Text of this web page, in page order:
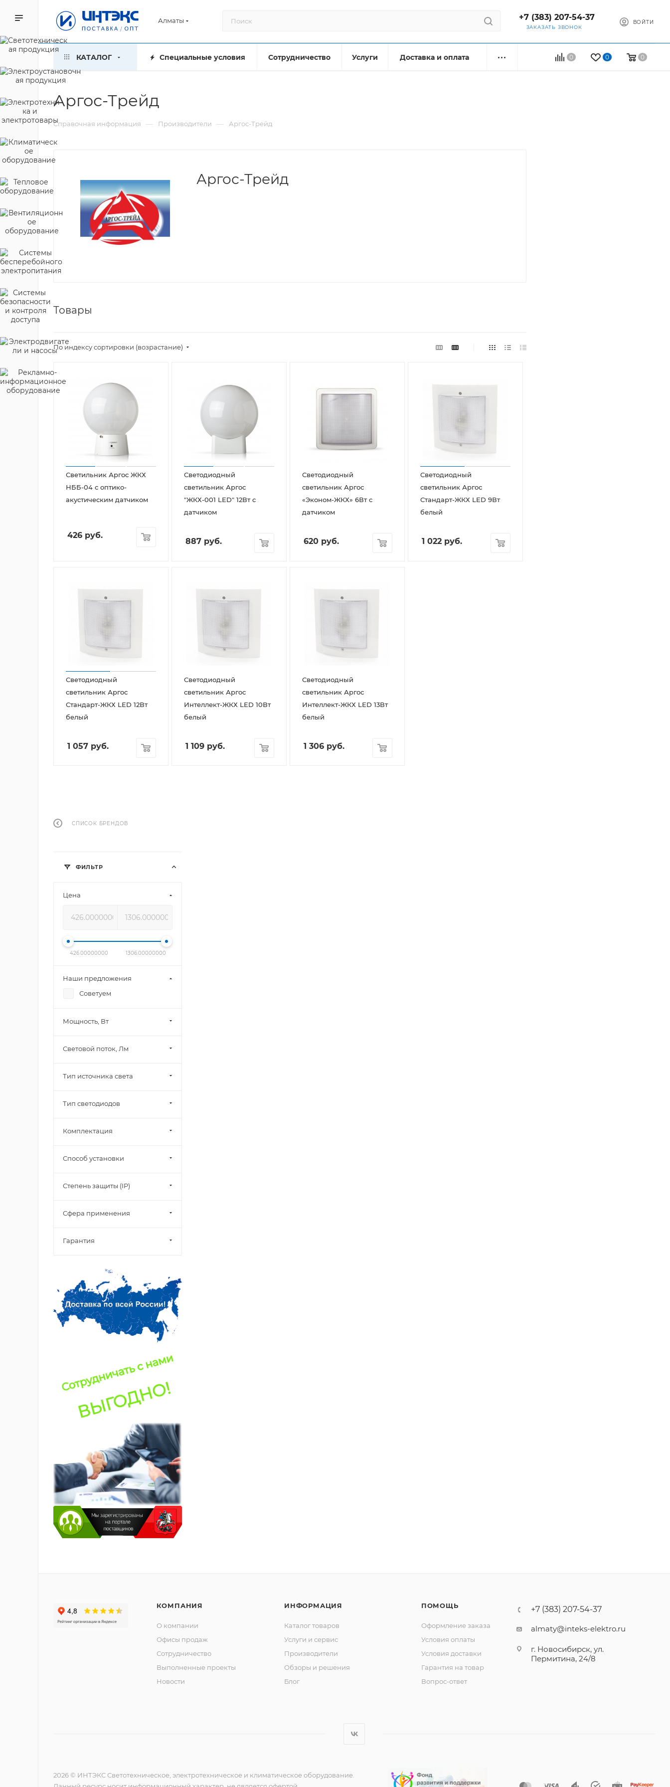
Алматы +7 (383) 207-54-37
ЗАКАЗАТЬ ЗВОНОК
ВОЙТИ
0 0 0
КАТАЛОГ Специальные условия Сотрудничество Услуги Доставка и оплата
Аргос-Трейд
Справочная информация — Производители — Аргос-Трейд
Аргос-Трейд
Товары
По индексу сортировки (возрастание)
Светильник Аргос ЖКХ
НББ-04 с оптико-
акустическим датчиком
426 руб.
Светодиодный
светильник Аргос
"ЖКХ-001 LED" 12Вт с
датчиком
887 руб.
Светодиодный
светильник Аргос
«Эконом-ЖКХ» 6Вт с
датчиком
620 руб.
Светодиодный
светильник Аргос
Стандарт-ЖКХ LED 9Вт
белый
1 022 руб.
Светодиодный
светильник Аргос
Стандарт-ЖКХ LED 12Вт
белый
1 057 руб.
Светодиодный
светильник Аргос
Интеллект-ЖКХ LED 10Вт
белый
1 109 руб.
Светодиодный
светильник Аргос
Интеллект-ЖКХ LED 13Вт
белый
1 306 руб.
СПИСОК БРЕНДОВ
ФИЛЬТР
Цена
426.00000000 1306.00000000
Наши предложения
Советуем
Мощность, Вт
Световой поток, Лм
Тип источника света
Тип светодиодов
Комплектация
Способ установки
Степень защиты (IP)
Сфера применения
Гарантия
КОМПАНИЯ
О компании
Офисы продаж
Сотрудничество
Выполненные проекты
Новости
ИНФОРМАЦИЯ
Каталог товаров
Услуги и сервис
Производители
Обзоры и решения
Блог
ПОМОЩЬ
Оформление заказа
Условия оплаты
Условия доставки
Гарантия на товар
Вопрос-ответ
+7 (383) 207-54-37
almaty@inteks-elektro.ru
г. Новосибирск, ул.
Пермитина, 24/8
2026 © ИНТЭКС Светотехническое, электротехническое и климатическое оборудование.